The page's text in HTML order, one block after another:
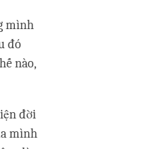
mình
đó
nào,
đời
mình